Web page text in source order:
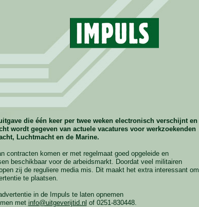
die één keer per twee weken electronisch verschijnt en
wordt gegeven van actuele vacatures voor werkzoekenden
Luchtmacht en de Marine.
contracten komen er met regelmaat goed opgeleide en
beschikbaar voor de arbeidsmarkt. Doordat veel militairen
zij de reguliere media mis. Dit maakt het extra interessant om
te plaatsen.
in de Impuls te laten opnemen
met info@uitgeverijtid.nl of 0251-830448.